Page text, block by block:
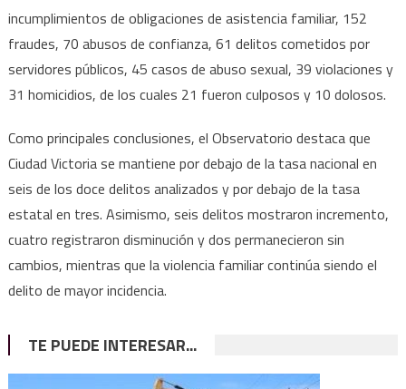
incumplimientos de obligaciones de asistencia familiar, 152
fraudes, 70 abusos de confianza, 61 delitos cometidos por
servidores públicos, 45 casos de abuso sexual, 39 violaciones y
31 homicidios, de los cuales 21 fueron culposos y 10 dolosos.
Como principales conclusiones, el Observatorio destaca que
Ciudad Victoria se mantiene por debajo de la tasa nacional en
seis de los doce delitos analizados y por debajo de la tasa
estatal en tres. Asimismo, seis delitos mostraron incremento,
cuatro registraron disminución y dos permanecieron sin
cambios, mientras que la violencia familiar continúa siendo el
delito de mayor incidencia.
TE PUEDE INTERESAR...